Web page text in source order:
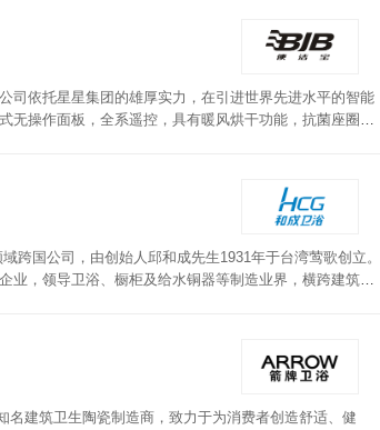
司依托星星集团的雄厚实力，在引进世界先进水平的智能
无操作面板，全系遥控，具有暖风烘干功能，抗菌座圈设
跨国公司，由创始人邱和成先生1931年于台湾莺歌创立。
业，领导卫浴、橱柜及给水铜器等制造业界，横跨建筑、
建筑卫生陶瓷制造商，致力于为消费者创造舒适、健